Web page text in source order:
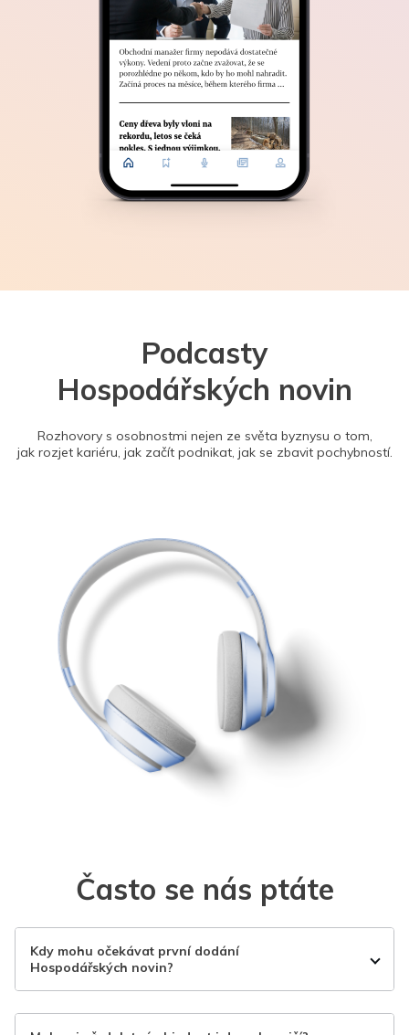
Podcasty
Hospodářských novin
Rozhovory s osobnostmi nejen ze světa byznysu o tom,
jak rozjet kariéru, jak začít podnikat, jak se zbavit pochybností.
Často se nás ptáte
Kdy mohu očekávat první dodání
Hospodářských novin?